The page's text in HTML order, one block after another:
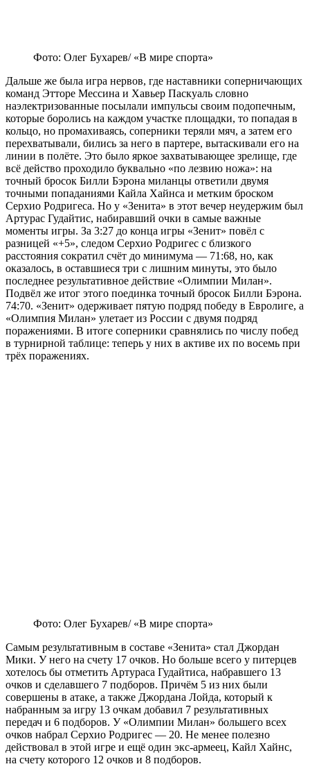
Фото: Олег Бухарев/ «В мире спорта»
Дальше же была игра нервов, где наставники соперничающих
команд Этторе Мессина и Хавьер Паскуаль словно
наэлектризованные посылали импульсы своим подопечным,
которые боролись на каждом участке площадки, то попадая в
кольцо, но промахиваясь, соперники теряли мяч, а затем его
перехватывали, бились за него в партере, вытаскивали его на
линии в полёте. Это было яркое захватывающее зрелище, где
всё действо проходило буквально «по лезвию ножа»: на
точный бросок Билли Бэрона миланцы ответили двумя
точными попаданиями Кайла Хайнса и метким броском
Серхио Родригеса. Но у «Зенита» в этот вечер неудержим был
Артурас Гудайтис, набиравший очки в самые важные
моменты игры. За 3:27 до конца игры «Зенит» повёл с
разницей «+5», следом Серхио Родригес с близкого
расстояния сократил счёт до минимума — 71:68, но, как
оказалось, в оставшиеся три с лишним минуты, это было
последнее результативное действие «Олимпии Милан».
Подвёл же итог этого поединка точный бросок Билли Бэрона.
74:70. «Зенит» одерживает пятую подряд победу в Евролиге, а
«Олимпия Милан» улетает из России с двумя подряд
поражениями. В итоге соперники сравнялись по числу побед
в турнирной таблице: теперь у них в активе их по восемь при
трёх поражениях.
Фото: Олег Бухарев/ «В мире спорта»
Самым результативным в составе «Зенита» стал Джордан
Мики. У него на счету 17 очков. Но больше всего у питерцев
хотелось бы отметить Артураса Гудайтиса, набравшего 13
очков и сделавшего 7 подборов. Причём 5 из них были
совершены в атаке, а также Джордана Лойда, который к
набранным за игру 13 очкам добавил 7 результативных
передач и 6 подборов. У «Олимпии Милан» большего всех
очков набрал Серхио Родригес — 20. Не менее полезно
действовал в этой игре и ещё один экс-армеец, Кайл Хайнс,
на счету которого 12 очков и 8 подборов.